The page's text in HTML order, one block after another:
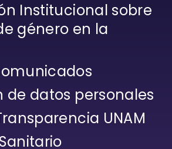
Institucional sobre
género en la
de datos personales
UNAM